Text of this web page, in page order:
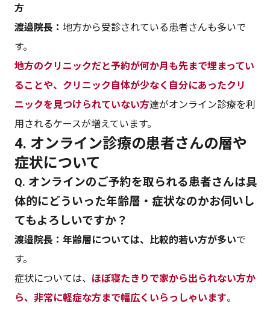
方
渡邉​​​​​​​院長： 地方から受診されている患者さんも多いで
す。
地方のクリニックだと予約が何か月も先まで埋まってい
ることや、クリニック自体が少なく自分にあったクリ
ニックを見つけられていない方達がオンライン診療を利
用されるケースが増えています。
4. オンライン診療の患者さんの層や
症状について
Q. オンラインのご予約を取られる患者さんは具
体的にどういった年齢層・症状なのかお伺いし
てもよろしいですか？
渡邉院長：年齢層については、比較的若い方が多いで
す。
症状については、 ほぼ寝たきりで家から出られない方か
ら、非常に軽症な方まで幅広くいらっしゃいます。